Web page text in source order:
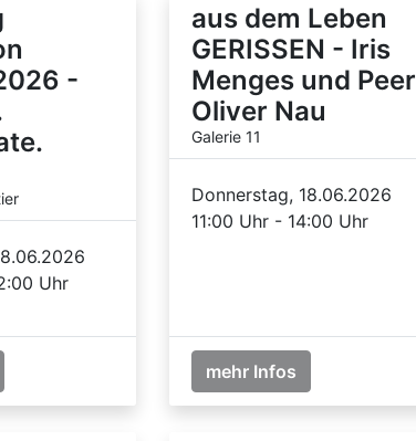
-
Uhr
aus dem Leben
GERISSEN - Iris
Menges und Peer
Oliver Nau
Galerie 11
Donnerstag, 18.06.2026
11:00 Uhr - 14:00 Uhr
mehr Infos